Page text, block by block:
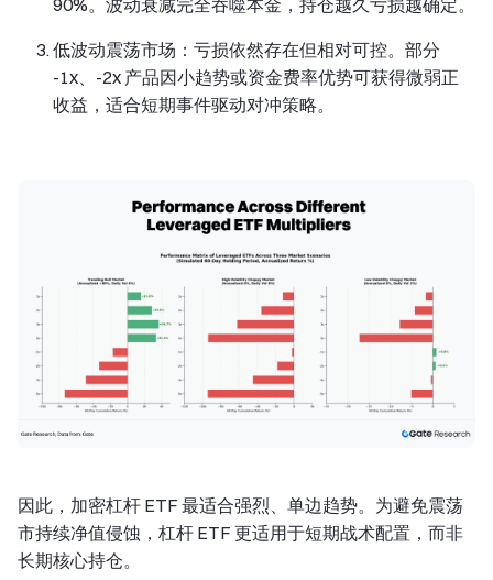
90%。波动衰减完全吞噬本金，持仓越久亏损越确定。
低波动震荡市场：亏损依然存在但相对可控。部分
-1x、-2x 产品因小趋势或资金费率优势可获得微弱正
收益，适合短期事件驱动对冲策略。
因此，加密杠杆 ETF 最适合强烈、单边趋势。为避免震荡
市持续净值侵蚀，杠杆 ETF 更适用于短期战术配置，而非
长期核心持仓。